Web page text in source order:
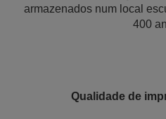
armazenados num local
400
Qualidade de